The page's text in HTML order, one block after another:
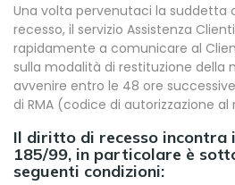
Una volta pervenutaci la suddetta
recesso, il servizio Assistenza
rapidamente a comunicare al
sulla modalità di restituzione della
avvenire entro le 48 ore
di RMA (codice di autorizzazione al
Il diritto di recesso incontra
185/99, in particolare è
seguenti condizioni: